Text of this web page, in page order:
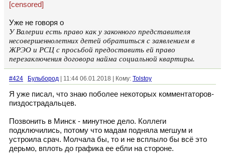
[censored]
Уже не говоря о
У Валерии есть право как у законного представителя
несовершеннолетних детей обратиться с заявлением в
ЖРЭО и РСЦ с просьбой предоставить ей право
перезаключения договора найма социальной квартиры.
#424 Бульбород | 11:44 06.01.2018 | Кому: Tolstoy
Я уже писал, что знаю поболее некоторых комментаторов-
пиздострадальцев.
Позвонить в Минск - минутное дело. Коллеги
подключились, потому что мадам подняла мегшум и
устроила срач. Молчала бы, то и не всплыло бы всё это
дерьмо, вплоть до графика ее ебли на стороне.